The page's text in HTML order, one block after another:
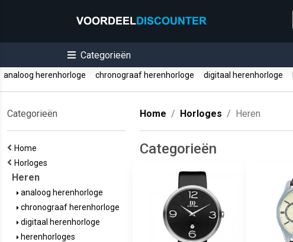
Categorieën
analoog herenhorloge chronograaf herenhorloge digitaal herenhorloge
Categorieën
Home
Horloges
Heren
analoog herenhorloge
chronograaf herenhorloge
digitaal herenhorloge
herenhorloges
Home Horloges Heren
Categorieën